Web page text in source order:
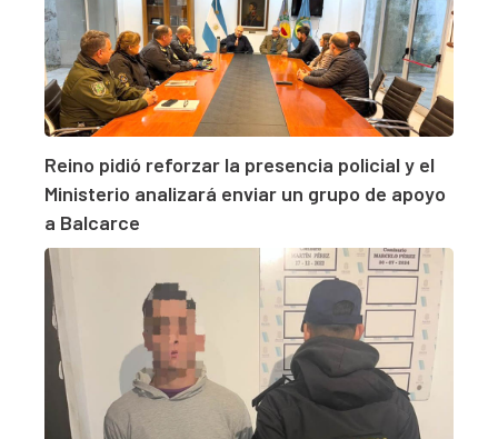
Reino pidió reforzar la presencia policial y el
Ministerio analizará enviar un grupo de apoyo
a Balcarce